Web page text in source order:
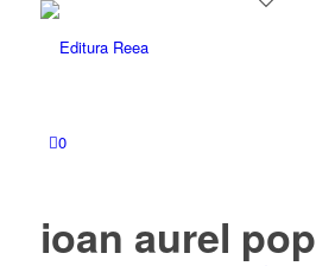
0
ioan aurel pop